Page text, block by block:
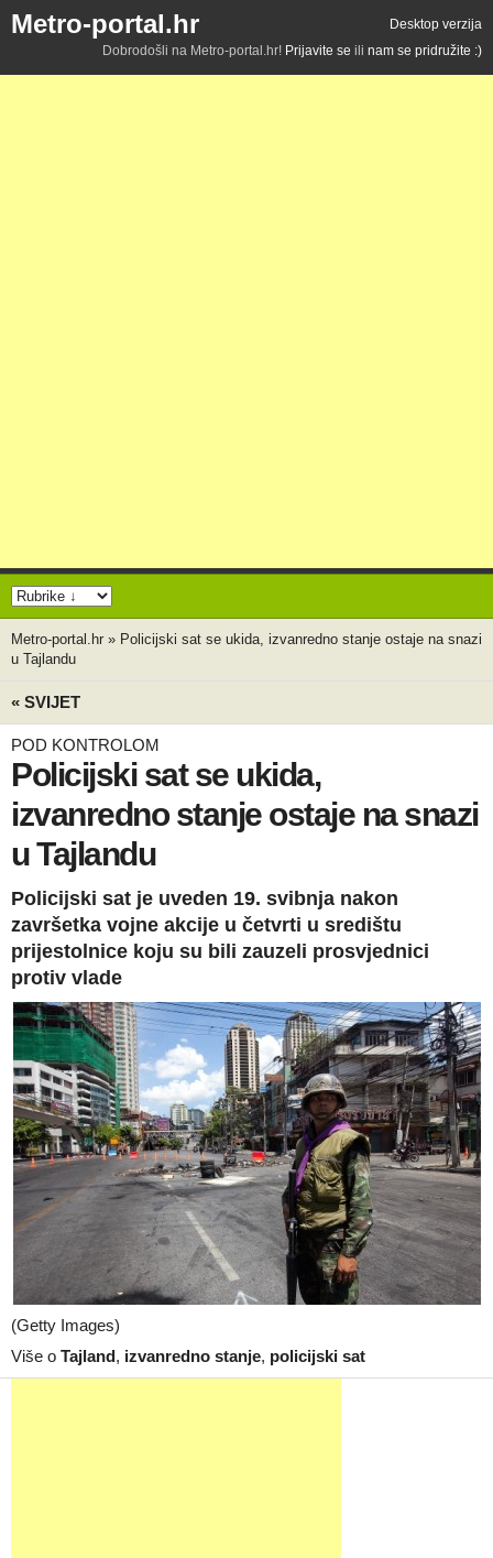
Metro-portal.hr
Desktop verzija
Dobrodošli na Metro-portal.hr! Prijavite se ili nam se pridružite :)
Metro-portal.hr » Policijski sat se ukida, izvanredno stanje ostaje na snazi
u Tajlandu
« SVIJET
POD KONTROLOM
Policijski sat se ukida,
izvanredno stanje ostaje na snazi
u Tajlandu
Policijski sat je uveden 19. svibnja nakon
završetka vojne akcije u četvrti u središtu
prijestolnice koju su bili zauzeli prosvjednici
protiv vlade
(Getty Images)
Više o Tajland, izvanredno stanje, policijski sat